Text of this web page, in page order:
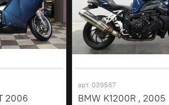
2006
арт. 039567
BMW K1200R , 2005